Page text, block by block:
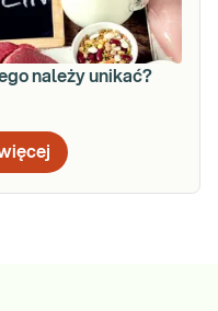
należy unikać?